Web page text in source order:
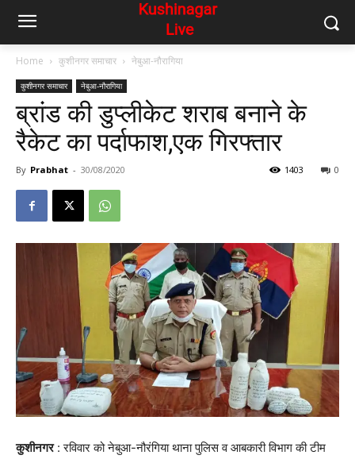
Home कुशीनगर समाचार नेबुआ-नौरागिया
कुशीनगर समाचार नेबुआ-नौरागिया
ब्रांड की डुप्लीकेट शराब बनाने के
रैकेट का पर्दाफाश,एक गिरफ्तार
By Prabhat - 30/08/2020 0
1403
कुशीनगर: रविवार को नेबुआ-नौरंगिया थाना पुलिस व आबकारी विभाग की टीम